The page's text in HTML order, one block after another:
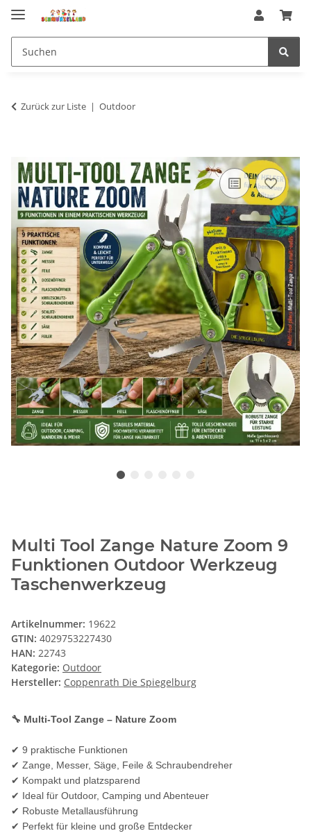
Zurück zur Liste Outdoor
Multi Tool Zange Nature Zoom 9
Funktionen Outdoor Werkzeug
Taschenwerkzeug
Artikelnummer: 19622
GTIN: 4029753227430
HAN: 22743
Kategorie: Outdoor
Hersteller: Coppenrath Die Spiegelburg
🔧 Multi-Tool Zange – Nature Zoom
✔ 9 praktische Funktionen
✔ Zange, Messer, Säge, Feile & Schraubendreher
✔ Kompakt und platzsparend
✔ Ideal für Outdoor, Camping und Abenteuer
✔ Robuste Metallausführung
✔ Perfekt für kleine und große Entdecker